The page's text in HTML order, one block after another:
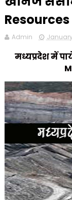
Resources
Admin
मध्यप्रदेश में